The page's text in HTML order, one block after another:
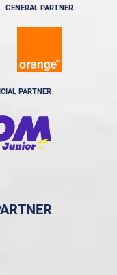
GENERAL PARTNER
PARTNER